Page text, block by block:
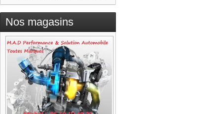
Nos magasins